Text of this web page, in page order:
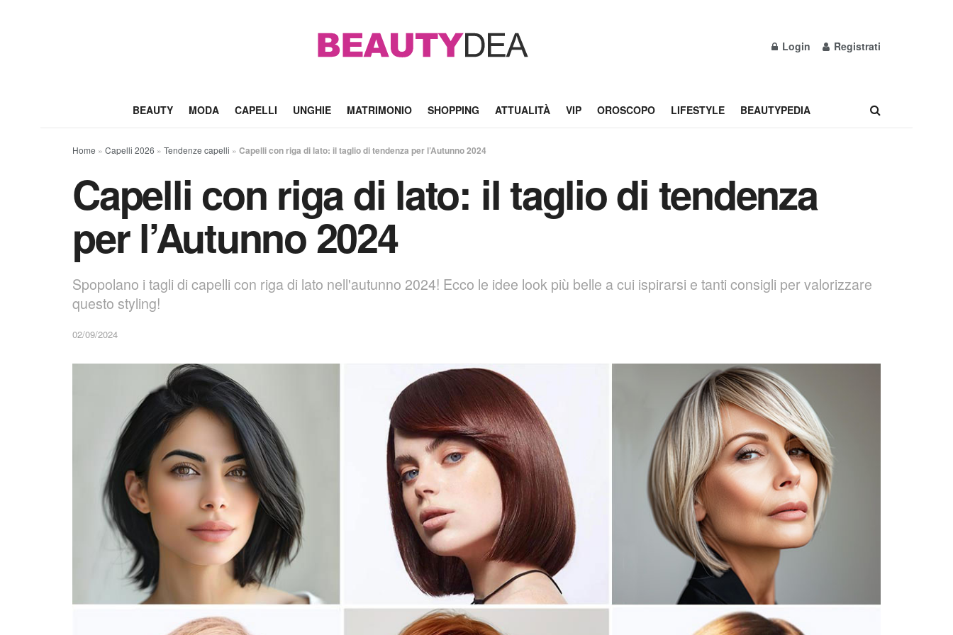
Login Registrati
BEAUTY MODA CAPELLI UNGHIE MATRIMONIO SHOPPING ATTUALITÀ VIP OROSCOPO LIFESTYLE BEAUTYPEDIA
Home » Capelli 2026 » Tendenze capelli » Capelli con riga di lato: il taglio di tendenza per l’Autunno 2024
Capelli con riga di lato: il taglio di tendenza
per l’Autunno 2024
Spopolano i tagli di capelli con riga di lato nell'autunno 2024! Ecco le idee look più belle a cui ispirarsi e tanti consigli per valorizzare
questo styling!
02/09/2024